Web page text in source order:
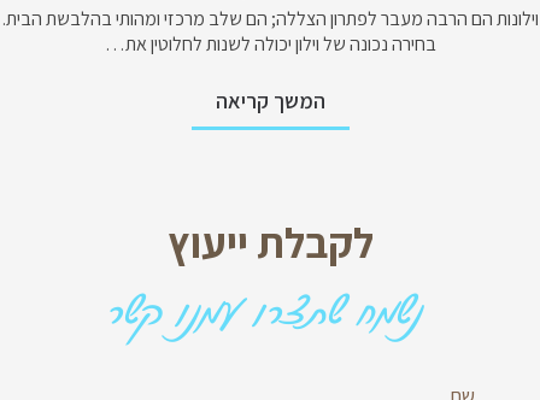
וילונות הם הרבה מעבר לפתרון הצללה; הם שלב מרכזי ומהותי בהלבשת הבית.
בחירה נכונה של וילון יכולה לשנות לחלוטין את…
המשך קריאה
לקבלת ייעוץ
נשמח שתצרו עמנו קשר